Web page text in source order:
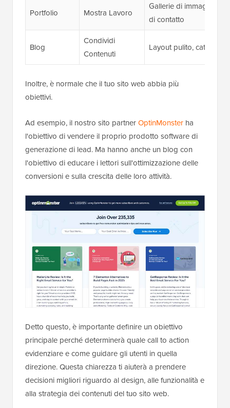
Portfolio Mostra Lavoro
Gallerie di immagini,
di contatto
Blog
Condividi
Contenuti
Layout pulito,
Inoltre, è normale che il tuo sito web abbia più
obiettivi.
Ad esempio, il nostro sito partnerOptinMonster ha
l'obiettivo di vendere il proprio prodotto software di
generazione di lead. Ma hanno anche un blog con
l'obiettivo di educare i lettori sull'ottimizzazione delle
conversioni e sulla crescita delle loro attività.
Detto questo, è importante definire un obiettivo
principale perché determinerà quale call to action
evidenziare e come guidare gli utenti in quella
direzione. Questa chiarezza ti aiuterà a prendere
decisioni migliori riguardo al design, alle funzionalità e
alla strategia dei contenuti del tuo sito web.